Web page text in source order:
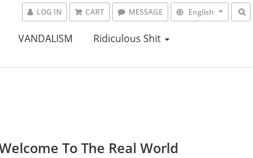
LOG IN CART MESSAGE English
VANDALISM Ridiculous Shit
To The Real World